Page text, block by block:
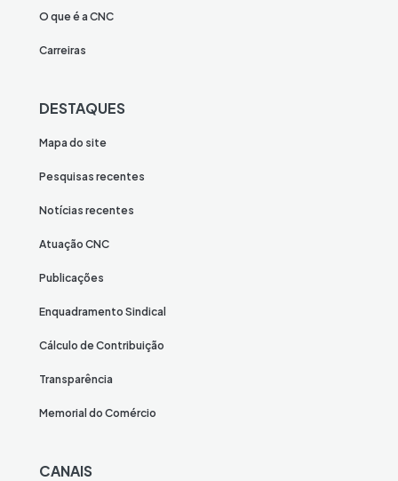
O que é a CNC
Carreiras
DESTAQUES
Mapa do site
Pesquisas recentes
Notícias recentes
Atuação CNC
Publicações
Enquadramento Sindical
Cálculo de Contribuição
Transparência
Memorial do Comércio
CANAIS